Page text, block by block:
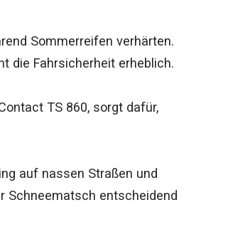
Sommerreifen verhärten.
die Fahrsicherheit erheblich.
TS 860, sorgt dafür,
auf nassen Straßen und
Schneematsch entscheidend